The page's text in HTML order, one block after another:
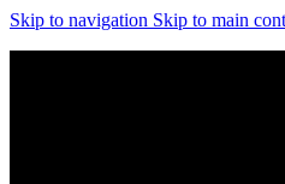
Skip to navigation Skip to main